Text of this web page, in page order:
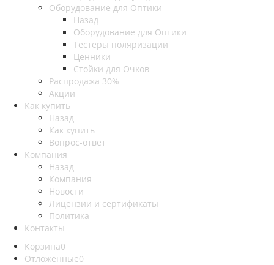
Оборудование для Оптики
Назад
Оборудование для Оптики
Тестеры поляризации
Ценники
Стойки для Очков
Распродажа 30%
Акции
Как купить
Назад
Как купить
Вопрос-ответ
Компания
Назад
Компания
Новости
Лицензии и сертификаты
Политика
Контакты
Корзина0
Отложенные0